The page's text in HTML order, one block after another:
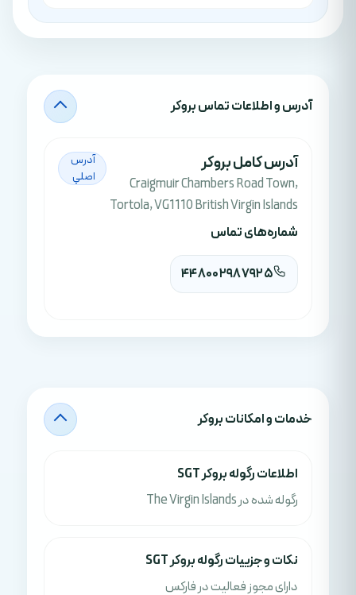
آدرس‌ و اطلاعات تماس بروکر
آدرس کامل بروکر
Craigmuir Chambers Road Town,
Tortola, VG1110 British Virgin Islands
آدرس
اصلي
شماره‌های تماس
448002987925
خدمات و امکانات بروکر
اطلاعات رگوله بروکر SGT
رگوله شده در The Virgin Islands
نکات و جزييات رگوله بروکر SGT
دارای مجوز فعالیت در فارکس